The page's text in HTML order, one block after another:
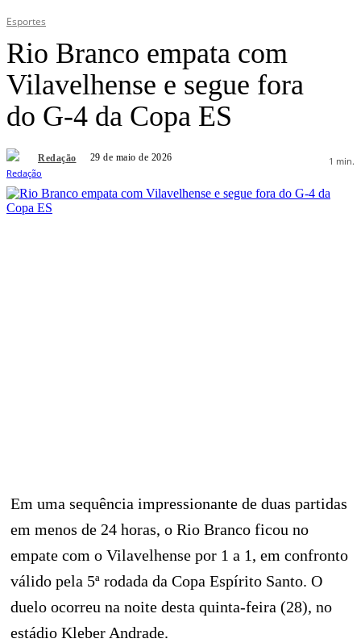
Esportes
Rio Branco empata com
Vilavelhense e segue fora
do G-4 da Copa ES
Redação 29 de maio de 2026 1 min.
Em uma sequência impressionante de duas partidas
em menos de 24 horas, o Rio Branco ficou no
empate com o Vilavelhense por 1 a 1, em confronto
válido pela 5ª rodada da Copa Espírito Santo. O
duelo ocorreu na noite desta quinta-feira (28), no
estádio Kleber Andrade.